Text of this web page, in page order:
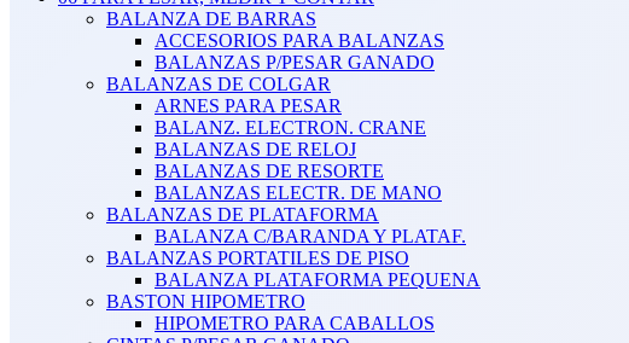
BALANZA DE BARRAS
ACCESORIOS PARA BALANZAS
BALANZAS P/PESAR GANADO
BALANZAS DE COLGAR
ARNES PARA PESAR
BALANZ. ELECTRON. CRANE
BALANZAS DE RELOJ
BALANZAS DE RESORTE
BALANZAS ELECTR. DE MANO
BALANZAS DE PLATAFORMA
BALANZA C/BARANDA Y PLATAF.
BALANZAS PORTATILES DE PISO
BALANZA PLATAFORMA PEQUENA
BASTON HIPOMETRO
HIPOMETRO PARA CABALLOS